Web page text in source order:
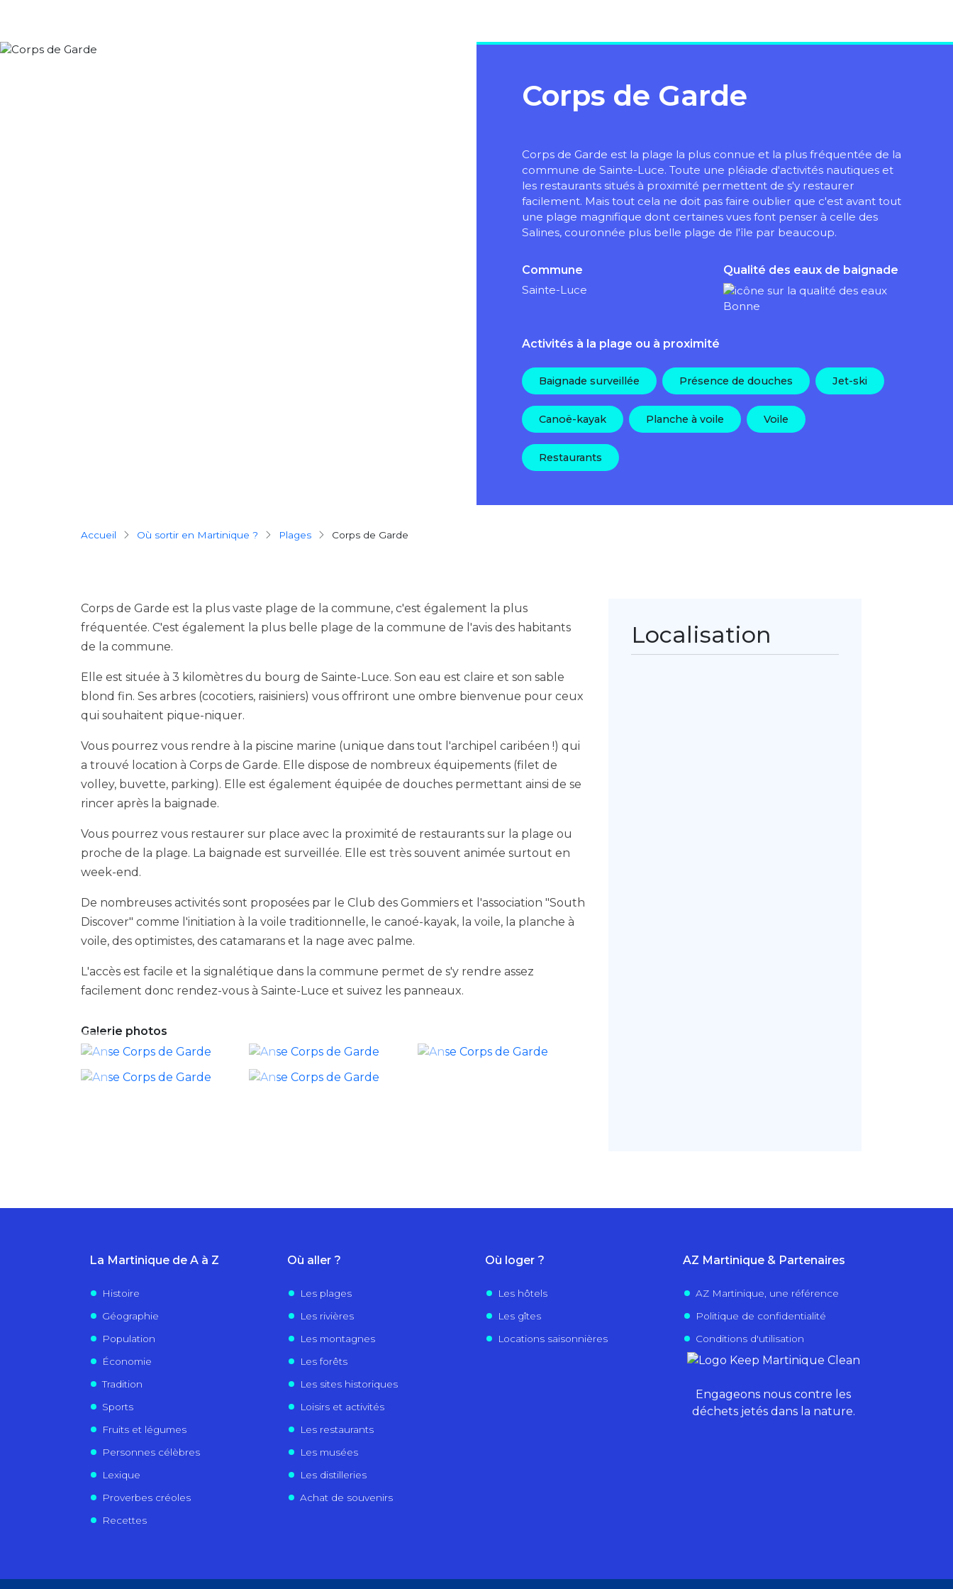
Corps de Garde
Corps de Garde est la plage la plus connue et la plus fréquentée de la
commune de Sainte-Luce. Toute une pléiade d'activités nautiques et
les restaurants situés à proximité permettent de s'y restaurer
facilement. Mais tout cela ne doit pas faire oublier que c'est avant tout
une plage magnifique dont certaines vues font penser à celle des
Salines, couronnée plus belle plage de l'île par beaucoup.
Commune
Sainte-Luce
Qualité des eaux de baignade
Bonne
Activités à la plage ou à proximité
Baignade surveillée Présence de douches Jet-ski
Canoë-kayak Planche à voile Voile
Restaurants
Breadcrumb
Accueil Où sortir en Martinique ? plages Corps de Garde
Corps de Garde est la plus vaste plage de la commune, c'est également la plus
fréquentée. C'est également la plus belle plage de la commune de l'avis des habitants
de la commune.
Elle est située à 3 kilomètres du bourg de Sainte-Luce. Son eau est claire et son sable
blond fin. Ses arbres (cocotiers, raisiniers) vous offriront une ombre bienvenue pour ceux
qui souhaitent pique-niquer.
Vous pourrez vous rendre à la piscine marine (unique dans tout l'archipel caribéen !) qui
a trouvé location à Corps de Garde. Elle dispose de nombreux équipements (filet de
volley, buvette, parking). Elle est également équipée de douches permettant ainsi de se
rincer après la baignade.
Vous pourrez vous restaurer sur place avec la proximité de restaurants sur la plage ou
proche de la plage. La baignade est surveillée. Elle est très souvent animée surtout en
week-end.
De nombreuses activités sont proposées par le Club des Gommiers et l'association "South
Discover" comme l'initiation à la voile traditionnelle, le canoé-kayak, la voile, la planche à
voile, des optimistes, des catamarans et la nage avec palme.
L'accès est facile et la signalétique dans la commune permet de s'y rendre assez
facilement donc rendez-vous à Sainte-Luce et suivez les panneaux.
Galerie photos
Localisation
La Martinique de A à Z
Histoire
Géographie
Population
Économie
Tradition
Sports
Fruits et légumes
Personnes célèbres
Lexique
Proverbes créoles
Recettes
Où aller ?
Les plages
Les rivières
Les montagnes
Les forêts
Les sites historiques
Loisirs et activités
Les restaurants
Les musées
Les distilleries
Achat de souvenirs
Où loger ?
Les hôtels
Les gîtes
Locations saisonnières
AZ Martinique & Partenaires
AZ Martinique, une référence
Politique de confidentialité
Conditions d'utilisation
Engageons nous contre les
déchets jetés dans la nature.